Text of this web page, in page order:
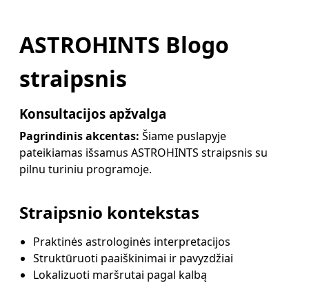
ASTROHINTS Blogo
straipsnis
Konsultacijos apžvalga
Pagrindinis akcentas: Šiame puslapyje
pateikiamas išsamus ASTROHINTS straipsnis su
pilnu turiniu programoje.
Straipsnio kontekstas
Praktinės astrologinės interpretacijos
Struktūruoti paaiškinimai ir pavyzdžiai
Lokalizuoti maršrutai pagal kalbą